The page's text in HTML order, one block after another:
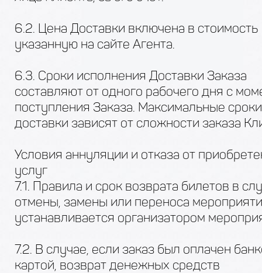
6.2. Цена Доставки включена в стоимость
указанную на сайте Агента.
6.3. Сроки исполнения Доставки Заказа
составляют от одного рабочего дня с
поступления Заказа. Максимальные сроки
доставки зависят от сложности заказа
Условия аннуляции и отказа от
услуг
7.1. Правила и срок возврата билетов в
отмены, замены или переноса
устанавливается организатором
7.2. В случае, если заказ был оплачен
картой, возврат денежных средств